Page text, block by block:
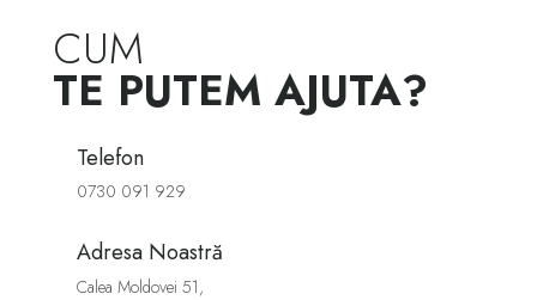
CUM
TE PUTEM AJUTA?
Telefon
0730 091 929
Adresa Noastră
Calea Moldovei 51,